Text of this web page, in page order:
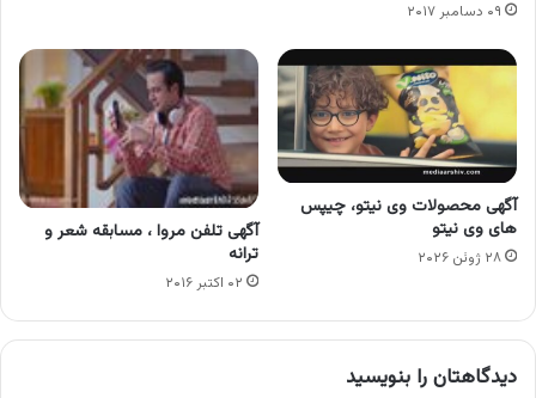
۰۹ دسامبر ۲۰۱۷
آگهی محصولات وی نیتو، چیپس
های وی نیتو
۲۸ ژوئن ۲۰۲۶
آگهی تلفن مروا ، مسابقه شعر و
ترانه
۰۲ اکتبر ۲۰۱۶
دیدگاهتان را بنویسید